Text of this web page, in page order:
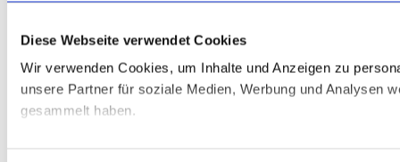
Diese Webseite verwendet Cookies
Wir verwenden Cookies, um Inhalte und Anzeigen zu
unsere Partner für soziale Medien, Werbung und Analysen
gesammelt haben.